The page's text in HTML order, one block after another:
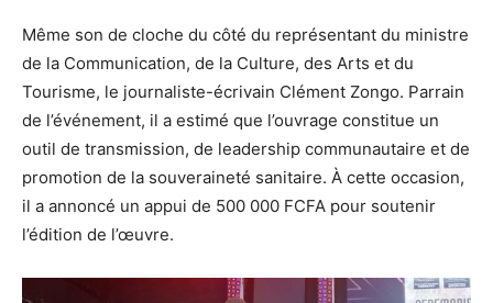
Même son de cloche du côté du représentant du ministre
de la Communication, de la Culture, des Arts et du
Tourisme, le journaliste-écrivain Clément Zongo. Parrain
de l’événement, il a estimé que l’ouvrage constitue un
outil de transmission, de leadership communautaire et de
promotion de la souveraineté sanitaire. À cette occasion,
il a annoncé un appui de 500 000 FCFA pour soutenir
l’édition de l’œuvre.